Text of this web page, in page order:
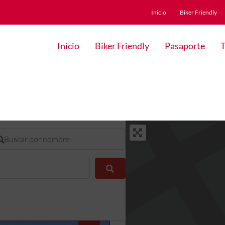
Inicio Biker Friendly
Inicio Biker Friendly Pasaporte
por nombre